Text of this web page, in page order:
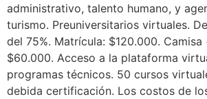
administrativo, talento humano, y
turismo. Preuniversitarios virtuales.
del 75%. Matrícula: $120.000. Camisa
$60.000. Acceso a la plataforma
programas técnicos. 50 cursos
debida certificación. Los costos de